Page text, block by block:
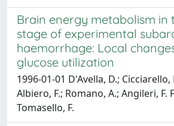
Brain energy metabolism in
stage of experimental
haemorrhage: Local
glucose utilization
1996-01-01 D'Avella, D.;
Albiero, F.; Romano, A.; Angileri, F.
Tomasello, F.